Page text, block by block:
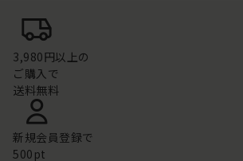
3,980円以上の
ご購入で
送料無料
新規会員登録で
500pt